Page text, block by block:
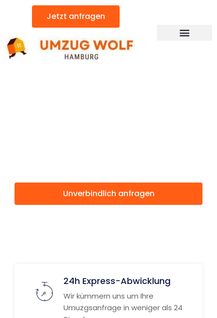
Jetzt anfragen
Unverbindlich anfragen
24h Express-Abwicklung
Wir kümmern uns um Ihre
Umuzgsanfrage in weniger als 24